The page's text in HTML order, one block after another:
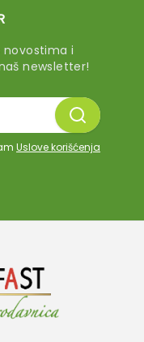
novostima i
newsletter!
Uslove korišćenja